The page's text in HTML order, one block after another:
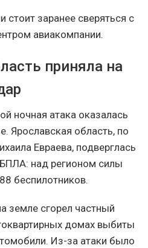
стоит заранее сверяться с
авиакомпании.
приняла на
ночная атака оказалась
Ярославская область, по
Евраева, подверглась
над регионом силы
беспилотников.
земле сгорел частный
домах выбиты
Из-за атаки было